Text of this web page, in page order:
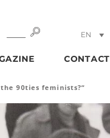
SEARCHEN
CONTACT
90ties feminists?“